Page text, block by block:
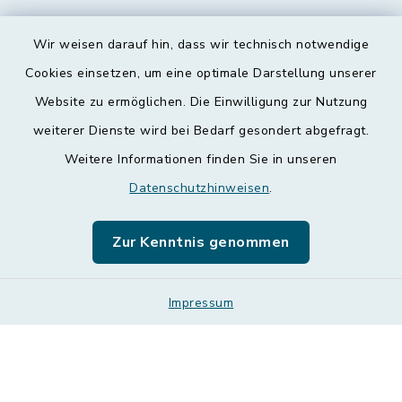
Wir weisen darauf hin, dass wir technisch notwendige
Cookies einsetzen, um eine optimale Darstellung unserer
Website zu ermöglichen. Die Einwilligung zur Nutzung
weiterer Dienste wird bei Bedarf gesondert abgefragt.
Weitere Informationen finden Sie in unseren
Datenschutzhinweisen.
Zur Kenntnis genommen
Impressum
Kontakt
Datenschutz
Leichte Sprache
Sitemap